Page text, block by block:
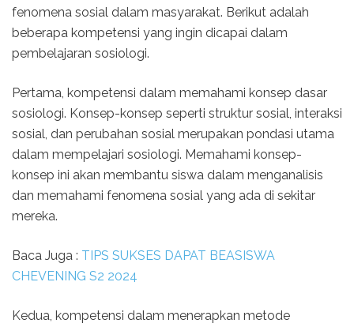
fenomena sosial dalam masyarakat. Berikut adalah
beberapa kompetensi yang ingin dicapai dalam
pembelajaran sosiologi.
Pertama, kompetensi dalam memahami konsep dasar
sosiologi. Konsep-konsep seperti struktur sosial, interaksi
sosial, dan perubahan sosial merupakan pondasi utama
dalam mempelajari sosiologi. Memahami konsep-
konsep ini akan membantu siswa dalam menganalisis
dan memahami fenomena sosial yang ada di sekitar
mereka.
Baca Juga : TIPS SUKSES DAPAT BEASISWA
CHEVENING S2 2024
Kedua, kompetensi dalam menerapkan metode